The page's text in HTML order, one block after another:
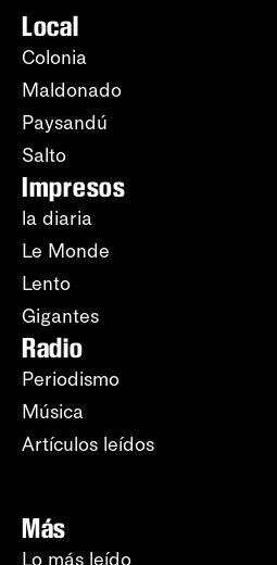
Local
Colonia
Maldonado
Paysandú
Salto
Impresos
la diaria
Le Monde
Lento
Gigantes
Radio
Periodismo
Música
Artículos leídos
Más
Lo más leído